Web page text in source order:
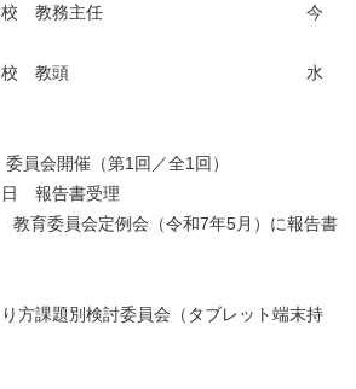
学校 教務主任 今
中学校 教頭 水
会開催（第1回／全1回）
受理
会定例会（令和7年5月）に報告書
課題別検討委員会（タブレット端末持